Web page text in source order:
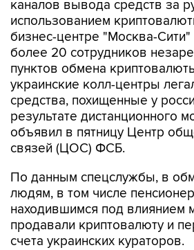
каналов вывода средств за
использованием
бизнес-центре "Москва-
более 20 сотрудников
пунктов обмена
украинские колл-центры
средства, похищенные у
результате дистанционного
объявил в пятницу Центр
связей (ЦОС) ФСБ.
По данным спецслужбы, в
людям, в том числе
находившимся под влиянием
продавали криптовалюту и
счета украинских кураторов.